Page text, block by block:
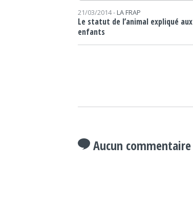
21/03/2014 - LA FRAP
Le statut de l’animal expliqué aux
enfants
Aucun commentaire